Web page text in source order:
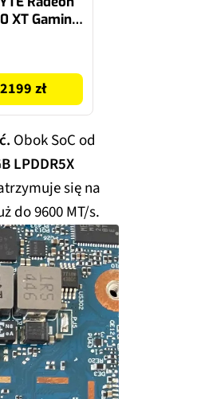
XT Gaming
2199 zł
Obok SoC od
LPDDR5X
się na
do 9600 MT/s.